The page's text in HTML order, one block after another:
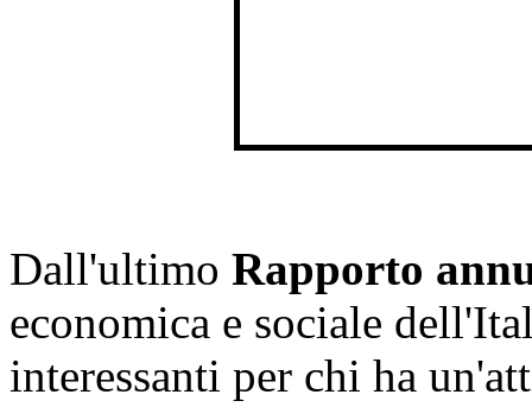
Dall'ultimo Rapporto
economica e sociale
interessanti per chi ha